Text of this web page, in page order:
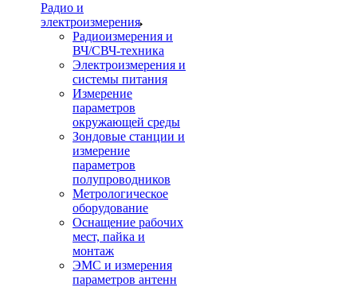
Радио и
электроизмерения
Радиоизмерения и
ВЧ/СВЧ-техника
Электроизмерения и
системы питания
Измерение
параметров
окружающей среды
Зондовые станции и
измерение
параметров
полупроводников
Метрологическое
оборудование
Оснащение рабочих
мест, пайка и
монтаж
ЭМС и измерения
параметров антенн